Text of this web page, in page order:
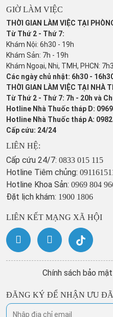
GIỜ LÀM VIỆC
THỜI GIAN LÀM VIỆC TẠI
Từ Thứ 2 - Thứ 7:
Khám Nội: 6h30 - 19h
Khám Sản: 7h - 19h
Khám Ngoại, Nhi, TMH, PHCN:
Các ngày chủ nhật: 6h30 -
THỜI GIAN LÀM VIỆC TẠI NHÀ
Từ Thứ 2 - Thứ 7: 7h - 20h và
Hotline Nhà Thuốc tháp D:
Hotline Nhà Thuốc tháp A:
Cấp cứu: 24/24
LIÊN HỆ:
Cấp cứu 24/7: 0833 015 115
Hotline Tiêm chủng:
Hotline Khoa Sản: 0969 804
Đặt lịch khám: 1900 1806
LIÊN KẾT MẠNG XÃ HỘI
Chính sách bảo mật
ĐĂNG KÝ ĐỂ NHẬN ƯU